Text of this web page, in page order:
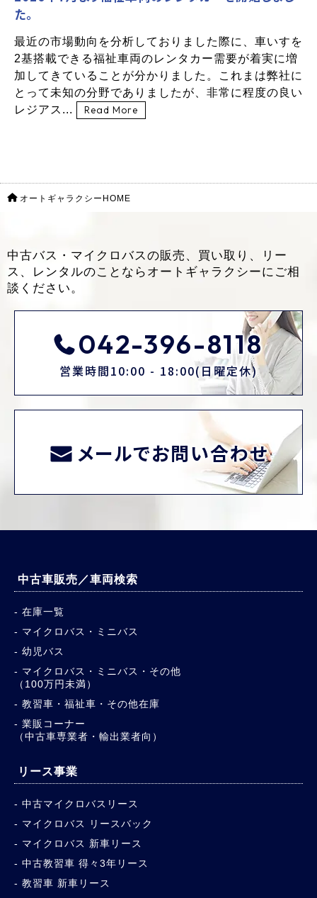
た。
最近の市場動向を分析しておりました際に、車いすを
2基搭載できる福祉車両のレンタカー需要が着実に増
加してきていることが分かりました。これまは弊社に
とって未知の分野でありましたが、非常に程度の良い
レジアス...
Read More
オートギャラクシーHOME
中古バス・マイクロバスの販売、買い取り、リー
ス、レンタルのことなら オートギャラクシーにご相
談ください。
042-396-8118
営業時間10:00 - 18:00(日曜定休)
メールでお問い合わせ
中古車販売／車両検索
在庫一覧
マイクロバス・ミニバス
幼児バス
マイクロバス・ミニバス・その他
（100万円未満）
教習車・福祉車・その他在庫
業販コーナー
（中古車専業者・輸出業者向）
リース事業
中古マイクロバスリース
マイクロバス リースバック
マイクロバス 新車リース
中古教習車 得々3年リース
教習車 新車リース